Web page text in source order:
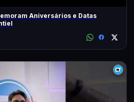
Aniversários e Datas